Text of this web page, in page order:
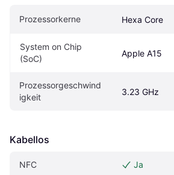
Prozessorkerne Hexa Core
System on Chip
(SoC)
Apple A15
Prozessorgeschwind
igkeit
3.23 GHz
Kabellos
NFC Ja